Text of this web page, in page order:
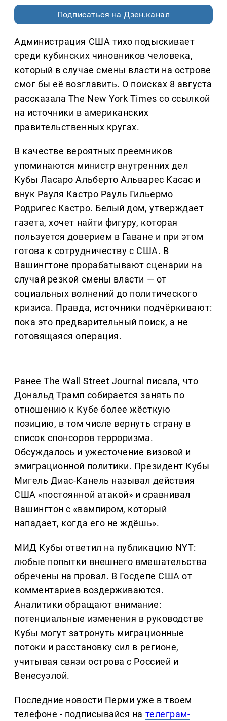
Подписаться на Дзен.канал
Администрация США тихо подыскивает
среди кубинских чиновников человека,
который в случае смены власти на острове
смог бы её возглавить. О поисках 8 августа
рассказала The New York Times со ссылкой
на источники в американских
правительственных кругах.
В качестве вероятных преемников
упоминаются министр внутренних дел
Кубы Ласаро Альберто Альварес Касас и
внук Рауля Кастро Рауль Гильермо
Родригес Кастро. Белый дом, утверждает
газета, хочет найти фигуру, которая
пользуется доверием в Гаване и при этом
готова к сотрудничеству с США. В
Вашингтоне прорабатывают сценарии на
случай резкой смены власти — от
социальных волнений до политического
кризиса. Правда, источники подчёркивают:
пока это предварительный поиск, а не
готовящаяся операция.
Ранее The Wall Street Journal писала, что
Дональд Трамп собирается занять по
отношению к Кубе более жёсткую
позицию, в том числе вернуть страну в
список спонсоров терроризма.
Обсуждалось и ужесточение визовой и
эмиграционной политики. Президент Кубы
Мигель Диас-Канель называл действия
США «постоянной атакой» и сравнивал
Вашингтон с «вампиром, который
нападает, когда его не ждёшь».
МИД Кубы ответил на публикацию NYT:
любые попытки внешнего вмешательства
обречены на провал. В Госдепе США от
комментариев воздерживаются.
Аналитики обращают внимание:
потенциальные изменения в руководстве
Кубы могут затронуть миграционные
потоки и расстановку сил в регионе,
учитывая связи острова с Россией и
Венесуэлой.
Последние новости Перми уже в твоем
телефоне - подписывайся на телеграм-